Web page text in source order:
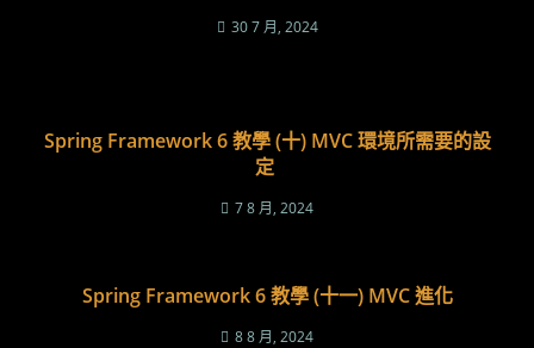
30 7 月, 2024
Spring Framework 6 教學 (十) MVC 環境所需要的設
定
7 8 月, 2024
Spring Framework 6 教學 (十一) MVC 進化
8 8 月, 2024